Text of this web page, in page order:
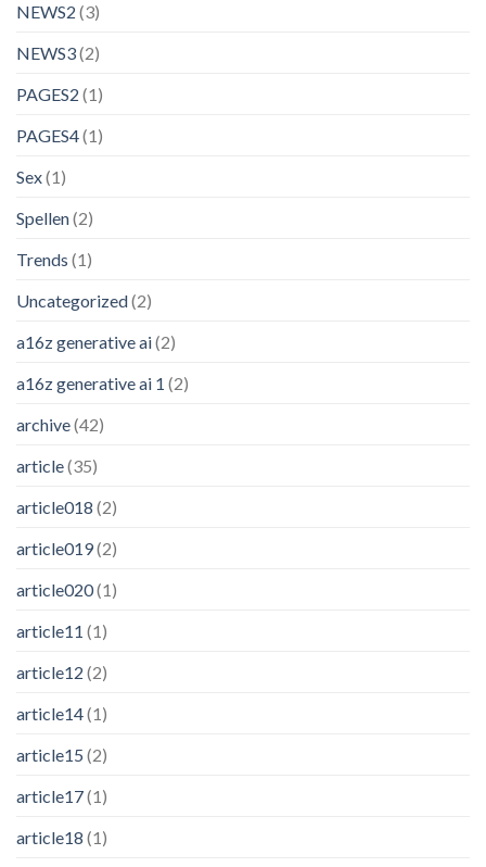
NEWS2 (3)
NEWS3(2)
PAGES2 (1)
PAGES4(1)
Sex(1)
Spellen(2)
Trends (1)
Uncategorized(2)
a16z generative ai(2)
a16z generative ai 1 (2)
archive(42)
article(35)
article018 (2)
article019(2)
article020(1)
article11 (1)
article12 (2)
article14(1)
article15 (2)
article17(1)
article18 (1)